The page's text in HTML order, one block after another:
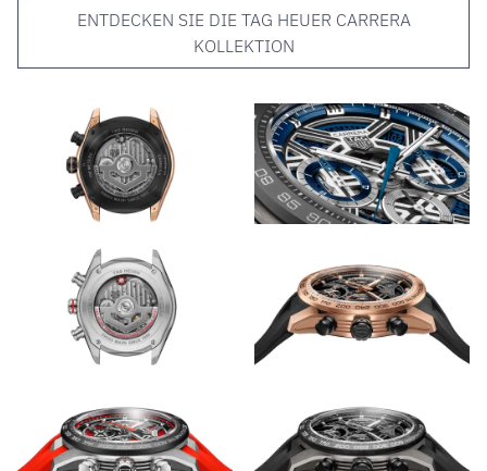
ENTDECKEN SIE DIE TAG HEUER CARRERA
KOLLEKTION